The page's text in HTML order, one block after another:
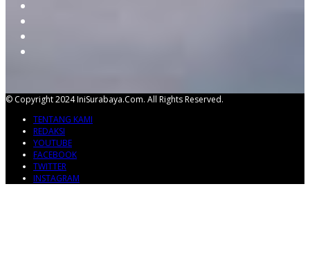
© Copyright 2024 IniSurabaya.com. All Rights Reserved.
TENTANG KAMI
REDAKSI
YOUTUBE
FACEBOOK
TWITTER
INSTAGRAM